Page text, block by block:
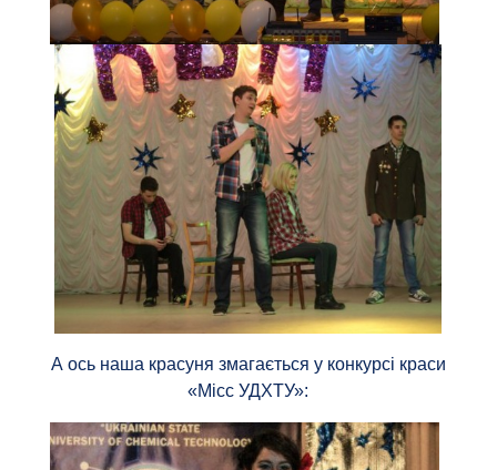
А ось наша красуня змагається у конкурсі краси
«Місс УДХТУ»: